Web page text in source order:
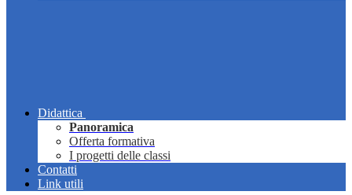
Didattica
Panoramica
Offerta formativa
I progetti delle classi
Contatti
Link utili